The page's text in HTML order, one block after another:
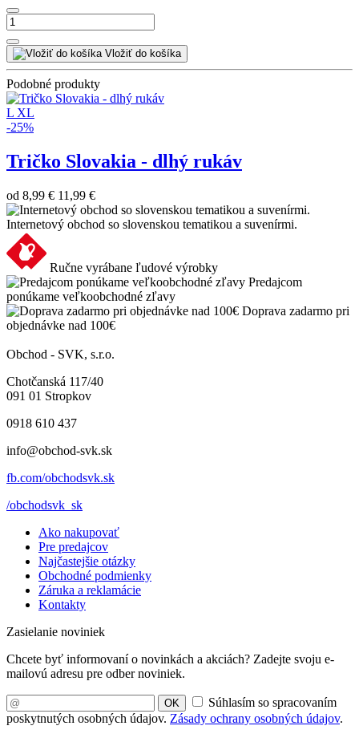
Vložiť do košíka
Podobné produkty
L XL
-25%
Tričko Slovakia - dlhý rukáv
od 8,99 € 11,99 €
Internetový obchod so slovenskou tematikou a suvenírmi.
Ručne vyrábane ľudové výrobky
Predajcom
ponúkame veľkoobchodné zľavy
Doprava zadarmo pri
objednávke nad 100€
Obchod - SVK, s.r.o.
Chotčanská 117/40
091 01 Stropkov
0918 610 437
info@obchod-svk.sk
fb.com/obchodsvk.sk
/obchodsvk_sk
Ako nakupovať
Pre predajcov
Najčastejšie otázky
Obchodné podmienky
Záruka a reklamácie
Kontakty
Zasielanie noviniek
Chcete byť informovaní o novinkách a akciách? Zadejte svoju e-
mailovú adresu pre odber noviniek.
OK
Súhlasím so spracovaním
poskytnutých osobných údajov. Zásady ochrany osobných údajov.